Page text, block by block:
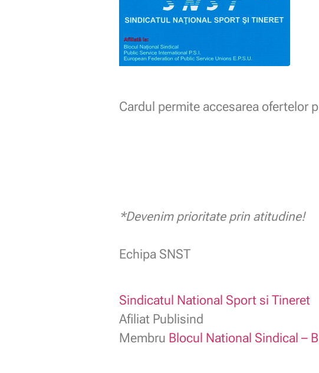
Cardul permite accesarea ofertelor
*Devenim prioritate prin atitudine!
Echipa SNST
Sindicatul National Sport si Tineret
Afiliat Publisind
Membru Blocul National Sindical –